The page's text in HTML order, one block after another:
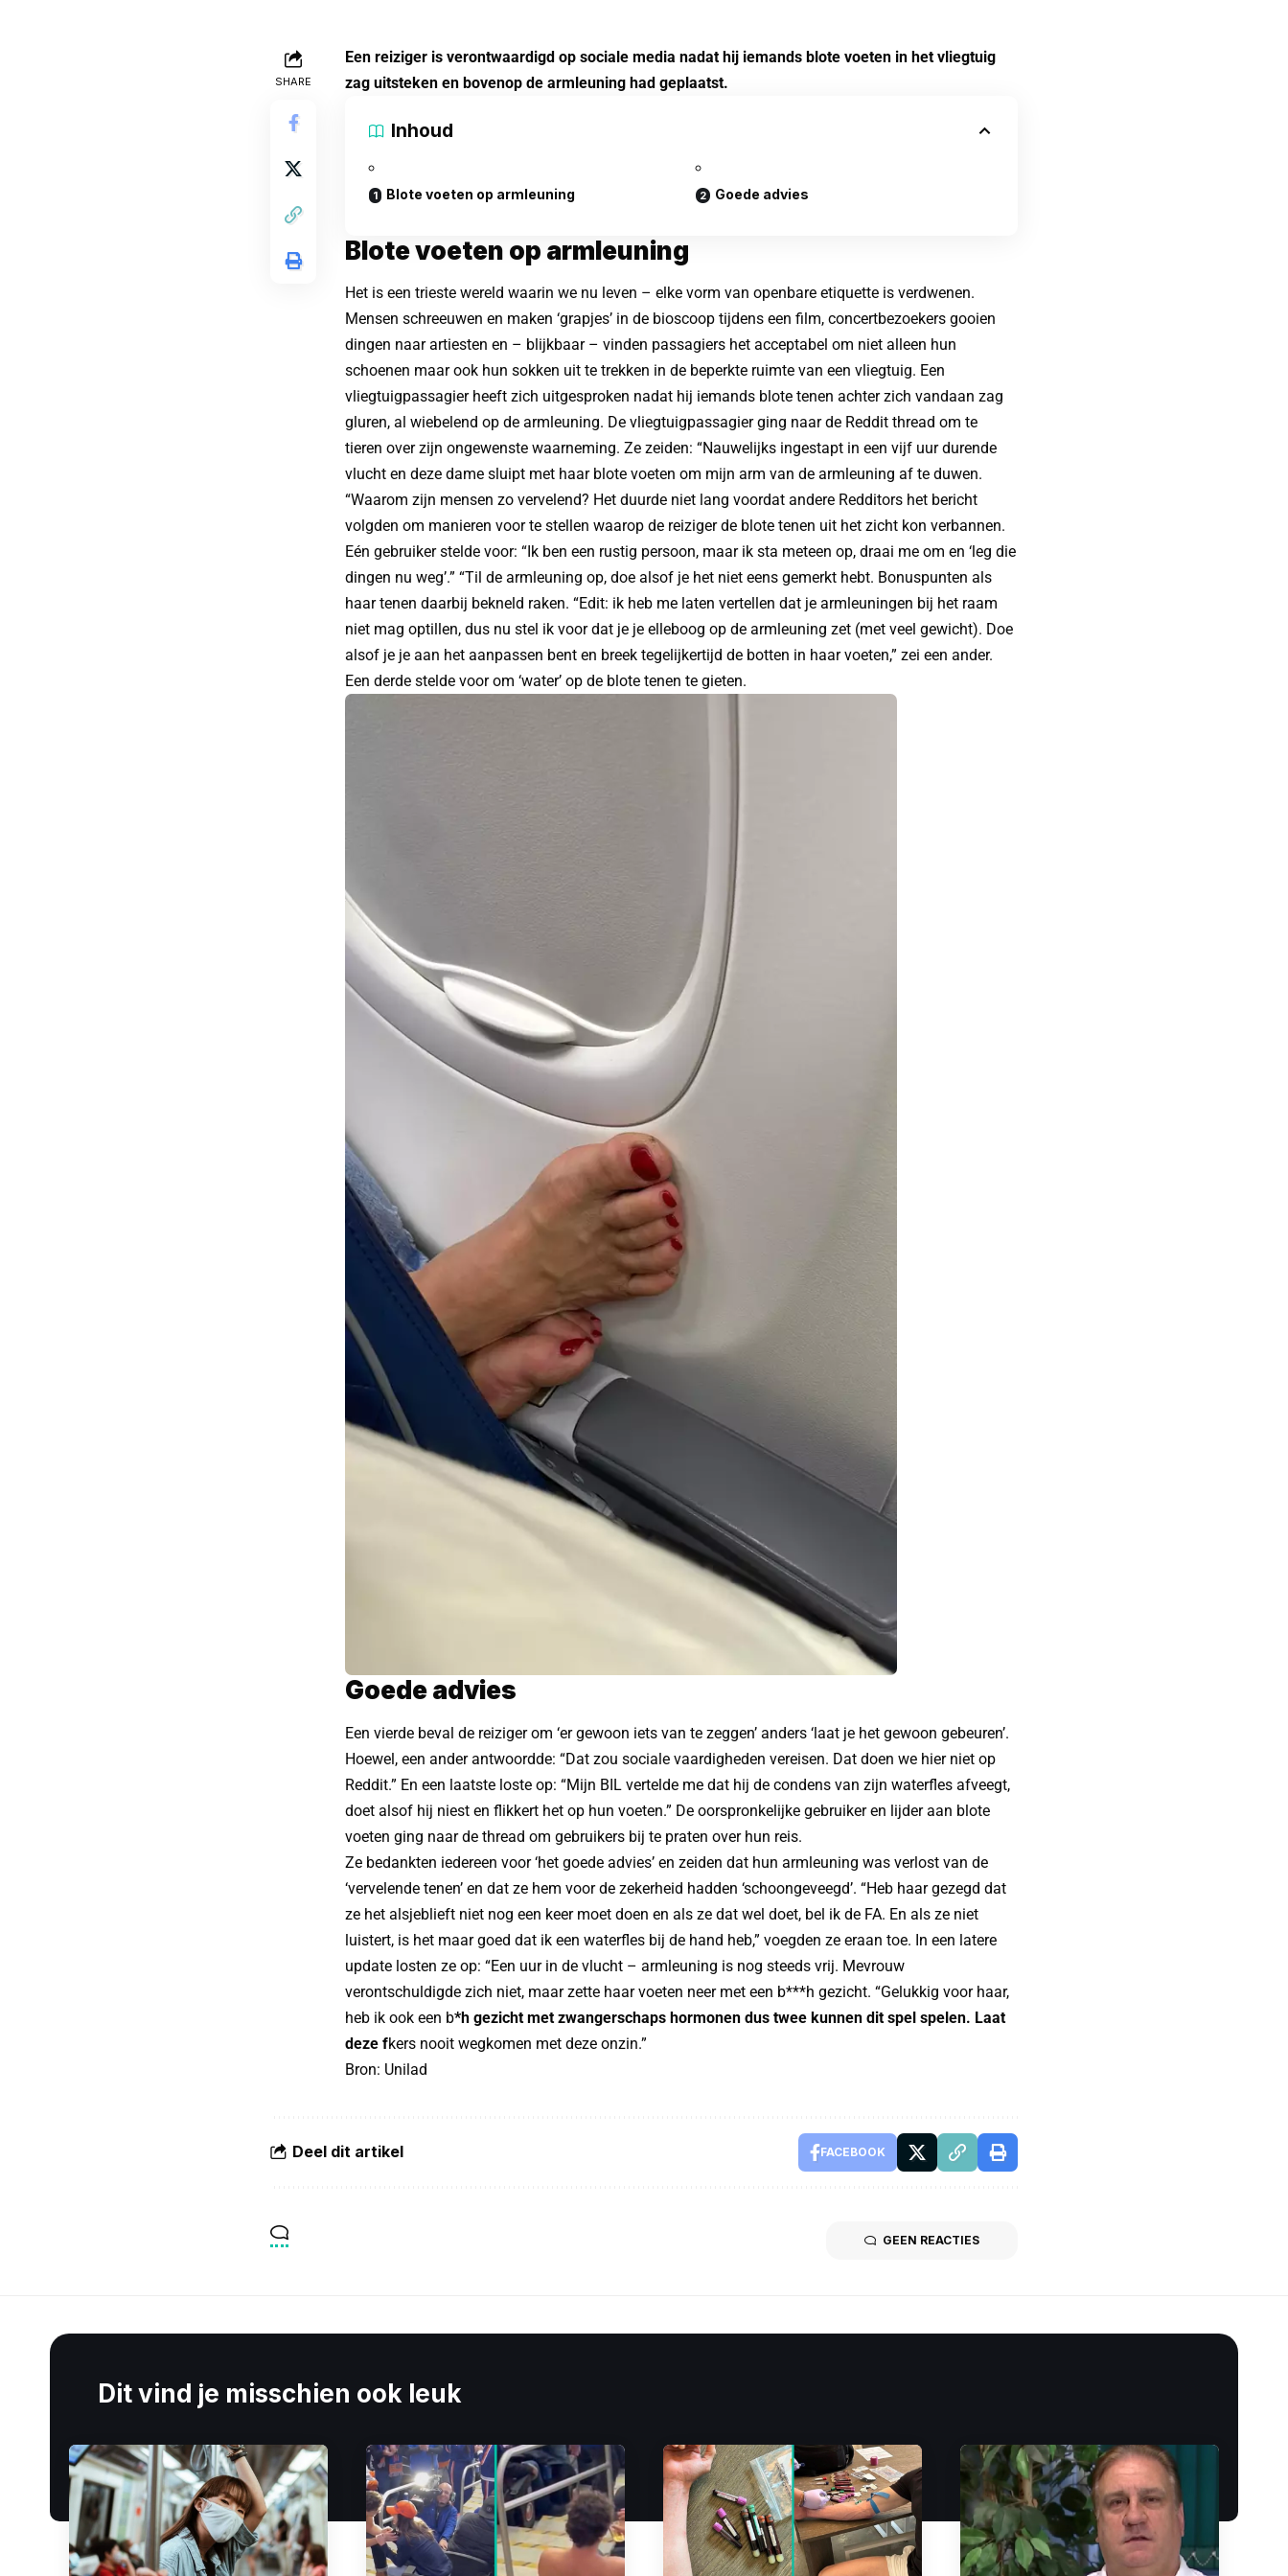
SHARE
Een reiziger is verontwaardigd op sociale media nadat hij iemands blote voeten in het vliegtuig
zag uitsteken en bovenop de armleuning had geplaatst.
Inhoud
Blote voeten op armleuning Goede advies
Blote voeten op armleuning
Het is een trieste wereld waarin we nu leven – elke vorm van openbare etiquette is verdwenen.
Mensen schreeuwen en maken ‘grapjes’ in de bioscoop tijdens een film, concertbezoekers gooien
dingen naar artiesten en – blijkbaar – vinden passagiers het acceptabel om niet alleen hun
schoenen maar ook hun sokken uit te trekken in de beperkte ruimte van een vliegtuig. Een
vliegtuigpassagier heeft zich uitgesproken nadat hij iemands blote tenen achter zich vandaan zag
gluren, al wiebelend op de armleuning. De vliegtuigpassagier ging naar de Reddit thread om te
tieren over zijn ongewenste waarneming. Ze zeiden: “Nauwelijks ingestapt in een vijf uur durende
vlucht en deze dame sluipt met haar blote voeten om mijn arm van de armleuning af te duwen.
“Waarom zijn mensen zo vervelend? Het duurde niet lang voordat andere Redditors het bericht
volgden om manieren voor te stellen waarop de reiziger de blote tenen uit het zicht kon verbannen.
Eén gebruiker stelde voor: “Ik ben een rustig persoon, maar ik sta meteen op, draai me om en ‘leg die
dingen nu weg’.” “Til de armleuning op, doe alsof je het niet eens gemerkt hebt. Bonuspunten als
haar tenen daarbij bekneld raken. “Edit: ik heb me laten vertellen dat je armleuningen bij het raam
niet mag optillen, dus nu stel ik voor dat je je elleboog op de armleuning zet (met veel gewicht). Doe
alsof je je aan het aanpassen bent en breek tegelijkertijd de botten in haar voeten,” zei een ander.
Een derde stelde voor om ‘water’ op de blote tenen te gieten.
Goede advies
Een vierde beval de reiziger om ‘er gewoon iets van te zeggen’ anders ‘laat je het gewoon gebeuren’.
Hoewel, een ander antwoordde: “Dat zou sociale vaardigheden vereisen. Dat doen we hier niet op
Reddit.” En een laatste loste op: “Mijn BIL vertelde me dat hij de condens van zijn waterfles afveegt,
doet alsof hij niest en flikkert het op hun voeten.” De oorspronkelijke gebruiker en lijder aan blote
voeten ging naar de thread om gebruikers bij te praten over hun reis.
Ze bedankten iedereen voor ‘het goede advies’ en zeiden dat hun armleuning was verlost van de
‘vervelende tenen’ en dat ze hem voor de zekerheid hadden ‘schoongeveegd’. “Heb haar gezegd dat
ze het alsjeblieft niet nog een keer moet doen en als ze dat wel doet, bel ik de FA. En als ze niet
luistert, is het maar goed dat ik een waterfles bij de hand heb,” voegden ze eraan toe. In een latere
update losten ze op: “Een uur in de vlucht – armleuning is nog steeds vrij. Mevrouw
verontschuldigde zich niet, maar zette haar voeten neer met een b***h gezicht. “Gelukkig voor haar,
heb ik ook een b*h gezicht met zwangerschaps hormonen dus twee kunnen dit spel spelen. Laat
deze fkers nooit wegkomen met deze onzin.”
Bron: Unilad
Deel dit artikel FACEBOOK
GEEN REACTIES
Dit vind je misschien ook leuk